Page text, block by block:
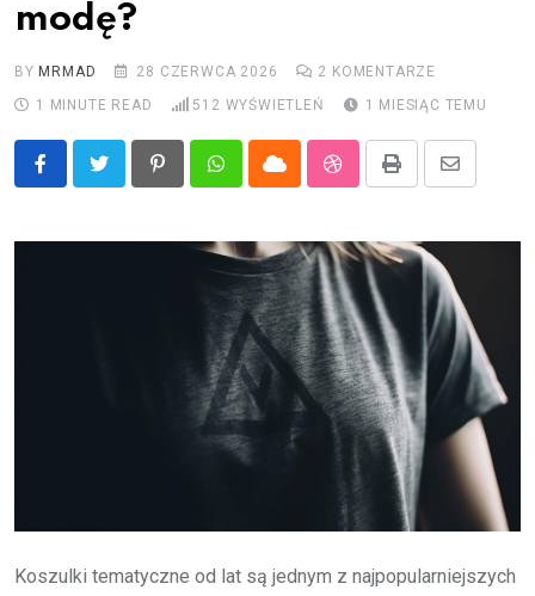
Biznes
modę?
BY MRMAD 28 CZERWCA 2026 2 KOMENTARZE
1 MINUTE READ
512 WYŚWIETLEŃ 1 MIESIĄC TEMU
PinterestWhatsappCloud StumbleUpon
Print
Share
Email
Koszulki tematyczne od lat są jednym z najpopularniejszych